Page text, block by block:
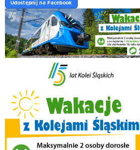
Udostępnij na Facebook